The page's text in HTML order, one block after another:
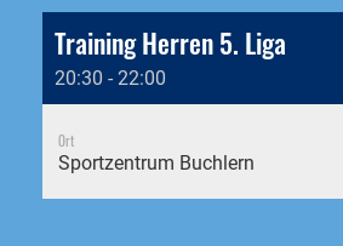
Training Herren 5. Liga
20:30 - 22:00
Ort
Sportzentrum Buchlern